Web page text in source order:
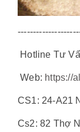
Hotline Tư
Web: https://
CS1: 24-A21
Cs2: 82 Thợ